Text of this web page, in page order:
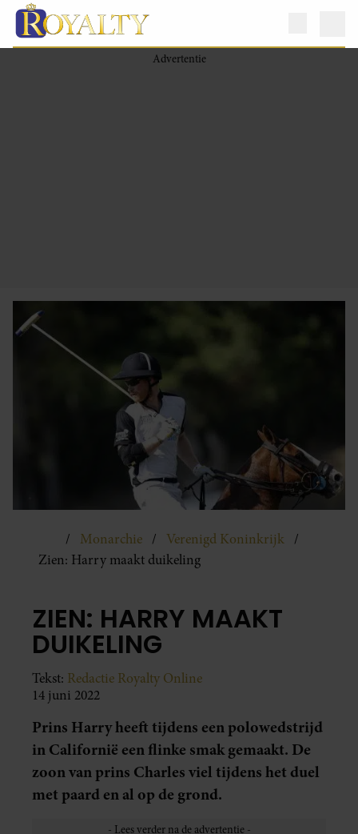
Monarchie
Verenigd Koninkrijk
Zien: Harry maakt duikeling
ZIEN: HARRY MAAKT
DUIKELING
Tekst: Redactie Royalty Online
14 juni 2022
Prins Harry heeft tijdens een polowedstrijd
in Californië een flinke smak gemaakt. De
zoon van prins Charles viel tijdens het duel
met paard en al op de grond.